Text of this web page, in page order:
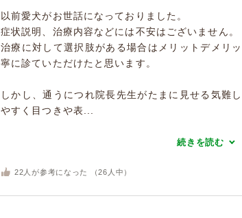
以前愛犬がお世話になっておりました。
症状説明、治療内容などには不安はございません。
治療に対して選択肢がある場合はメリットデメリ
寧に診ていただけたと思います。
しかし、通うにつれ院長先生がたまに見せる気難
やすく目つきや表...
続きを読む
22 人が参考になった （26 人中）